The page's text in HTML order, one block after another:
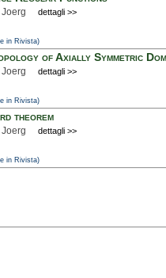
dettagli >>
in Rivista)
of Axially Symmetric
dettagli >>
in Rivista)
theorem
dettagli >>
in Rivista)